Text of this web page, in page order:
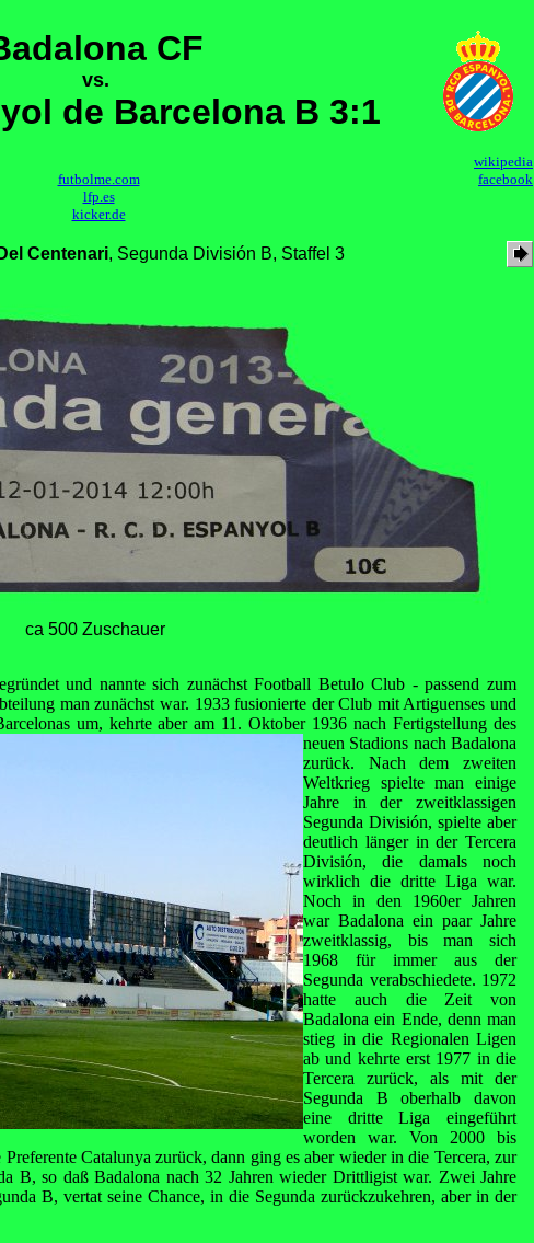
CF
vs.
de Barcelona B 3:1
futbolme.com
lfp.es
kicker.de
wikipedia
facebook
Centenari, Segunda División B, Staffel 3
ca 500 Zuschauer
und nannte sich zunächst Football Betulo Club - passend zum
man zunächst war. 1933 fusionierte der Club mit Artiguenses und
um, kehrte aber am 11. Oktober 1936 nach Fertigstellung des
neuen Stadions nach Badalona
zurück. Nach dem zweiten
Weltkrieg spielte man einige
Jahre in der zweitklassigen
Segunda División, spielte aber
deutlich länger in der Tercera
División, die damals noch
wirklich die dritte Liga war.
Noch in den 1960er Jahren
war Badalona ein paar Jahre
zweitklassig, bis man sich
1968 für immer aus der
Segunda verabschiedete. 1972
hatte auch die Zeit von
Badalona ein Ende, denn man
stieg in die Regionalen Ligen
ab und kehrte erst 1977 in die
Tercera zurück, als mit der
Segunda B oberhalb davon
eine dritte Liga eingeführt
worden war. Von 2000 bis
Catalunya zurück, dann ging es aber wieder in die Tercera, zur
B, so daß Badalona nach 32 Jahren wieder Drittligist war. Zwei Jahre
B, vertat seine Chance, in die Segunda zurückzukehren, aber in der